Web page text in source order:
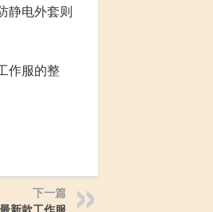
静电外套则
作服的整
下一篇